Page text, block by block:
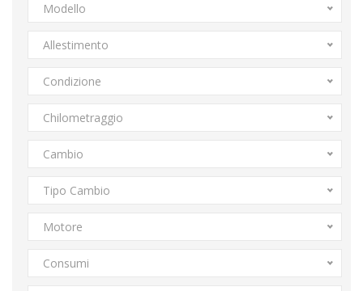
Modello
Allestimento
Condizione
Chilometraggio
Cambio
Tipo Cambio
Motore
Consumi